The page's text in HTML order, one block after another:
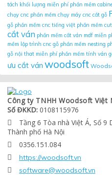
tách khối lượng miễn phí phần mềm
chạy cnc phần mềm chạy máy cnc cắt gỗ
gỗ phần mềm cnc tiếng việt phần mềm
cắt ván phần mềm cắt ván mdf miễn
mềm lập trình cnc gỗ phần mềm nesting
gỗ nội that miễn phí phần mềm tính ván
ưu cắt ván woodsoft
Công ty TNHH Woodsoft Việt
Số ĐKKD: 0108115976

Tầng 6 Tòa nhà Việt Á, Số 9
Thành phố Hà Nội
 0356.151.084
 https://woodsoft.vn
 software@woodsoft.vn